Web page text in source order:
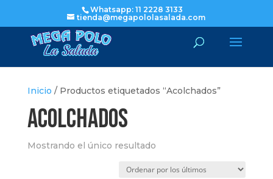
Whatsapp: 11 2228 3133
tienda@megapololasalada.com
Inicio / Productos etiquetados “Acolchados”
Acolchados
Mostrando el único resultado